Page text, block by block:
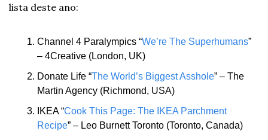
lista deste ano:
Channel 4 Paralympics “We’re The Superhumans”
– 4Creative (London, UK)
Donate Life “The World’s Biggest Asshole” – The
Martin Agency (Richmond, USA)
IKEA “Cook This Page: The IKEA Parchment
Recipe” – Leo Burnett Toronto (Toronto, Canada)